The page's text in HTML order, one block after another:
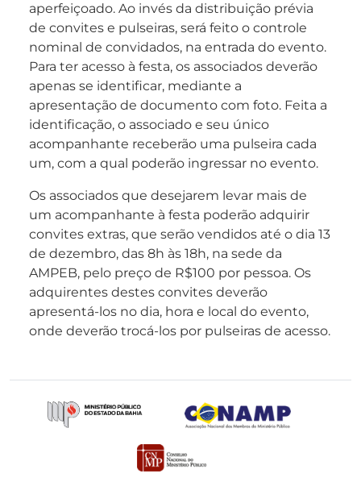
aperfeiçoado. Ao invés da distribuição prévia
de convites e pulseiras, será feito o controle
nominal de convidados, na entrada do evento.
Para ter acesso à festa, os associados deverão
apenas se identificar, mediante a
apresentação de documento com foto. Feita a
identificação, o associado e seu único
acompanhante receberão uma pulseira cada
um, com a qual poderão ingressar no evento.
Os associados que desejarem levar mais de
um acompanhante à festa poderão adquirir
convites extras, que serão vendidos até o dia 13
de dezembro, das 8h às 18h, na sede da
AMPEB, pelo preço de R$100 por pessoa. Os
adquirentes destes convites deverão
apresentá-los no dia, hora e local do evento,
onde deverão trocá-los por pulseiras de acesso.